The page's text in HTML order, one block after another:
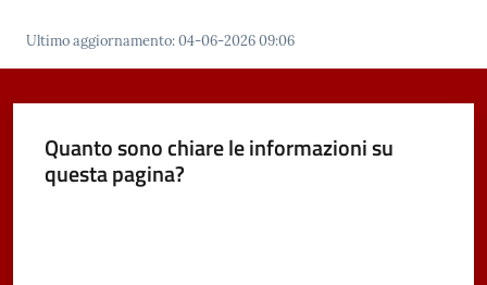
Novità
Servizi
Vivere
Castel
Ultimo aggiornamento:04-06-2026 09:06
Quanto sono chiare le informazioni su
questa pagina?